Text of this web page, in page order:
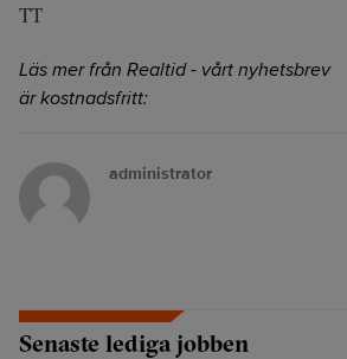
TT
Läs mer från Realtid - vårt nyhetsbrev
är kostnadsfritt:
administrator
Senaste lediga jobben